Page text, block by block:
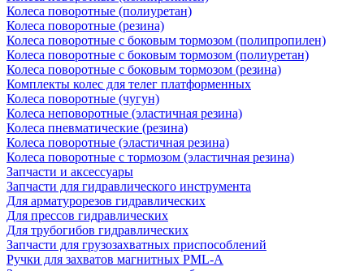
Колеса поворотные (полиуретан)
Колеса поворотные (резина)
Колеса поворотные c боковым тормозом (полипропилен)
Колеса поворотные c боковым тормозом (полиуретан)
Колеса поворотные c боковым тормозом (резина)
Комплекты колес для телег платформенных
Колеса поворотные (чугун)
Колеса неповоротные (эластичная резина)
Колеса пневматические (резина)
Колеса поворотные (эластичная резина)
Колеса поворотные c тормозом (эластичная резина)
Запчасти и аксессуары
Запчасти для гидравлического инструмента
Для арматурорезов гидравлических
Для прессов гидравлических
Для трубогибов гидравлических
Запчасти для грузозахватных приспособлений
Ручки для захватов магнитных PML-A